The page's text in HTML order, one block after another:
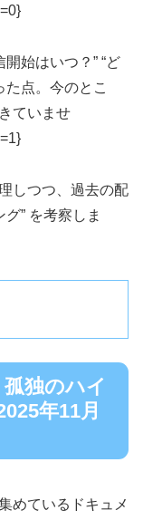
始はいつ？” “ど
た点。今のとこ
ていませ
しつつ、過去の配
” を考察しま
独のハイ
年11月
めているドキュメ